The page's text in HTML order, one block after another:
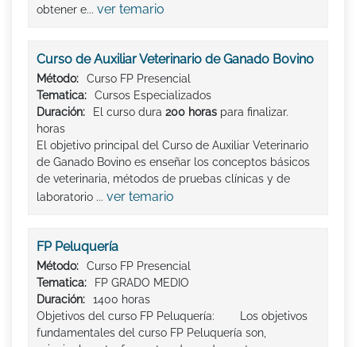
obtener e... ver temario
Curso de Auxiliar Veterinario de Ganado Bovino
Método:
Curso FP Presencial
Tematica:
Cursos Especializados
Duración:
El curso dura 200 horas para finalizar.
horas
El objetivo principal del Curso de Auxiliar Veterinario
de Ganado Bovino es enseñar los conceptos básicos
de veterinaria, métodos de pruebas clínicas y de
laboratorio ... ver temario
FP Peluquería
Método:
Curso FP Presencial
Tematica:
FP GRADO MEDIO
Duración:
1400 horas
Objetivos del curso FP Peluquería: Los objetivos
fundamentales del curso FP Peluquería son,